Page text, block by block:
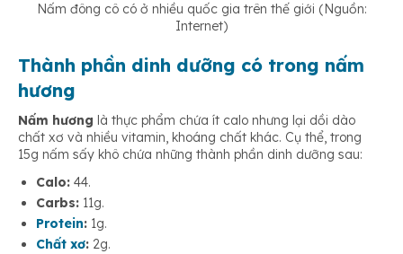
Nấm đông cô có ở nhiều quốc gia trên thế giới (Nguồn:
Internet)
Thành phần dinh dưỡng có trong nấm
hương
Nấm hương là thực phẩm chứa ít calo nhưng lại dồi dào
chất xơ và nhiều vitamin, khoáng chất khác. Cụ thể, trong
15g nấm sấy khô chứa những thành phần dinh dưỡng sau:
Calo: 44.
Carbs: 11g.
Protein: 1g.
Chất xơ: 2g.